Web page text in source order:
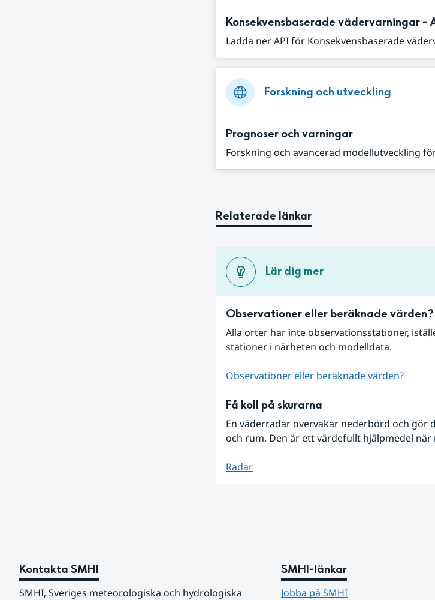
Konsekvensbaserade vädervarningar -
Ladda ner API för Konsekvensbaserade
Forskning och utveckling
Prognoser och varningar
Forskning och avancerad modellutveckling
Relaterade länkar
Lär dig mer
Observationer eller beräknade värden?
Alla orter har inte observationsstationer,
stationer i närheten och modelldata.
Observationer eller beräknade värden?
Få koll på skurarna
En väderradar övervakar nederbörd och gör
och rum. Den är ett värdefullt hjälpmedel när
Radar
Kontakta SMHI
SMHI, Sveriges meteorologiska och hydrologiska
SMHI-länkar
Jobba på SMHI